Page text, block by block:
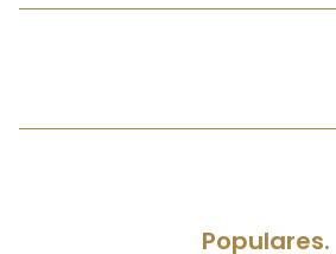
Populares.